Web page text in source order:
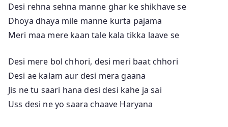
Desi rehna sehna manne ghar ke shikhave se
Dhoya dhaya mile manne kurta pajama
Meri maa mere kaan tale kala tikka laave se
Desi mere bol chhori, desi meri baat chhori
Desi ae kalam aur desi mera gaana
Jis ne tu saari hana desi desi kahe ja sai
Uss desi ne yo saara chaave Haryana